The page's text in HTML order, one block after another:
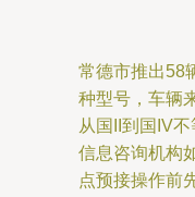
常德市推出58
种型号，车辆
从国II到国IV
信息咨询机构
点预接操作前